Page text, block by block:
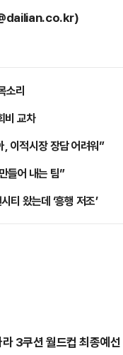
소리
비 교차
, 이적시장 장담 어려워”
들어 내는 팀”
티 왔는데 ‘흥행 저조’
3쿠션 월드컵 최종예